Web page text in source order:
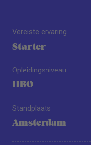
Vereiste ervaring
Starter
Opleidingsniveau
HBO
Standplaats
Amsterdam